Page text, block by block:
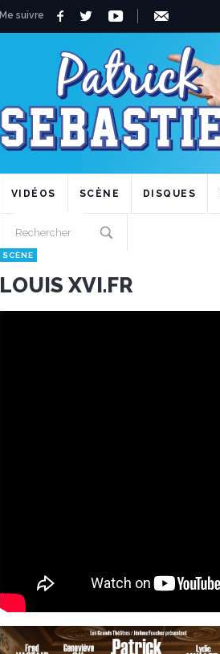
Me suivre
VIDÉOS SCÈNE DISQUES
SCÈNE
LOUIS XVI.FR